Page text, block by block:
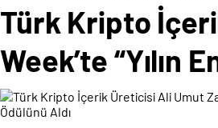
Türk Kripto
Week’te “Yılın